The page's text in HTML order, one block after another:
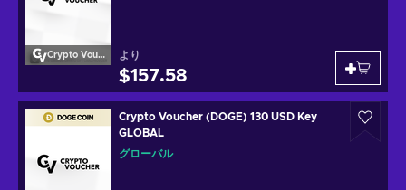
Crypto Voucher より
$157.58
Crypto Voucher (DOGE) 130 USD Key
GLOBAL
グローバル